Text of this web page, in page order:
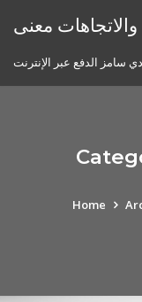
والاتجاهات معنى
سامز الدفع عبر الإنترنت
Home